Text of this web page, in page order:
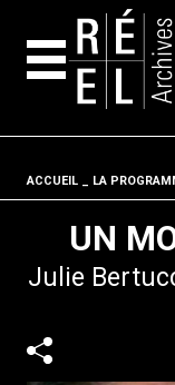
ACCUEIL LA
UN
Julie